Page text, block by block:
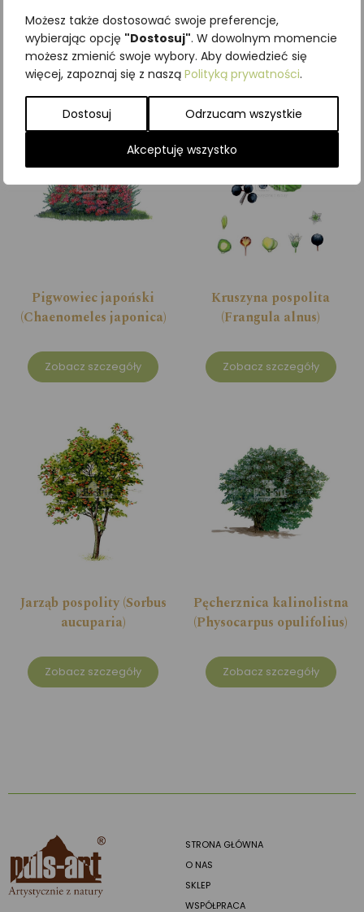
Możesz także dostosować swoje preferencje,
wybierając opcję "Dostosuj". W dowolnym momencie
możesz zmienić swoje wybory. Aby dowiedzieć się
więcej, zapoznaj się z naszą Polityką prywatności.
Dostosuj Odrzucam wszystkie
Akceptuję wszystko
Kategorie:ILUSTRACJE
krzewinki
Podobne produkty
Pigwowiec japoński
(Chaenomeles japonica)
Zobacz szczegóły
Kruszyna pospolita
(Frangula alnus)
Zobacz szczegóły
Jarząb pospolity (Sorbus
aucuparia)
Zobacz szczegóły
Pęcherznica kalinolistna
(Physocarpus opulifolius)
Zobacz szczegóły
STRONA GŁÓWNA
O NAS
SKLEP
WSPÓŁPRACA